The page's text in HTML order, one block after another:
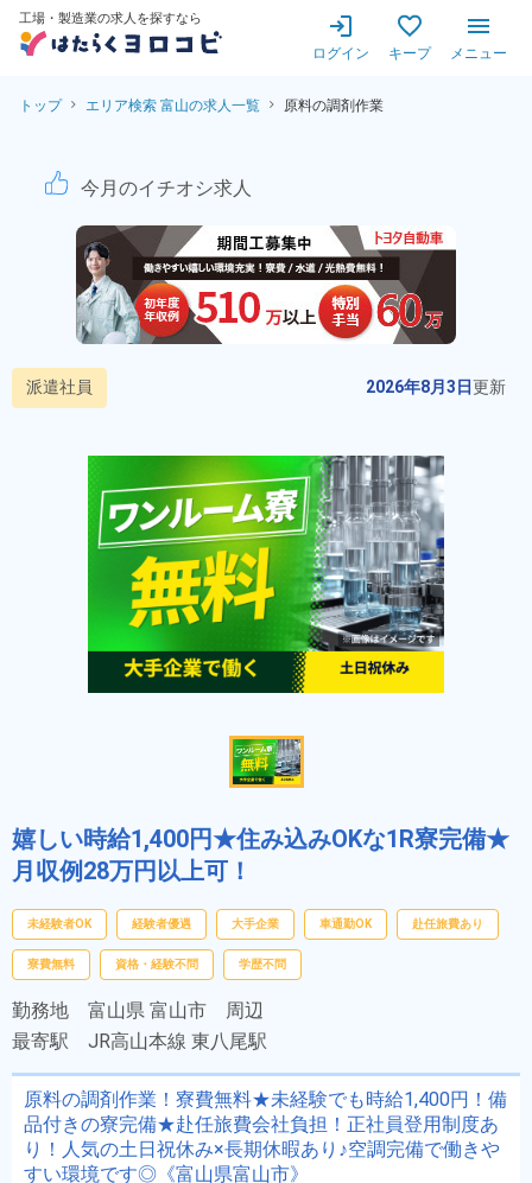
工場・製造業の求人を探すなら
ログイン キープ メニュー
トップ エリア検索 富山の求人一覧 原料の調剤作業
原料の調剤作業！寮費無料
今月のイチオシ求人
派遣社員 2026年8月3日更新
嬉しい時給1,400円★住み込みOKな1R寮完備★
月収例28万円以上可！
未経験者OK 経験者優遇 大手企業 車通勤OK 赴任旅費あり
寮費無料 資格・経験不問 学歴不問
勤務地 富山県 富山市 周辺
最寄駅 JR高山本線 東八尾駅
原料の調剤作業！寮費無料★未経験でも時給1,400円！備
品付きの寮完備★赴任旅費会社負担！正社員登用制度あ
り！人気の土日祝休み×長期休暇あり♪空調完備で働きや
すい環境です◎《富山県富山市》